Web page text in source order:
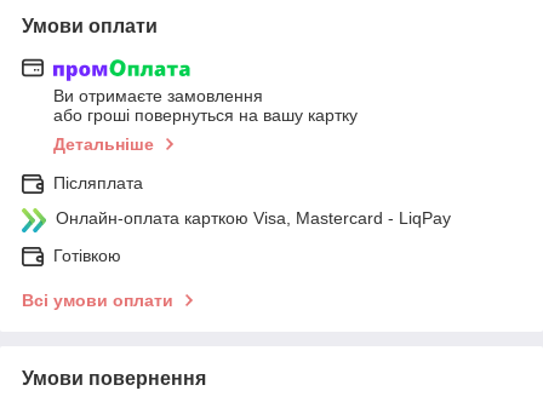
Умови оплати
Ви отримаєте замовлення
або гроші повернуться на вашу картку
Детальніше
Післяплата
Онлайн-оплата карткою Visa, Mastercard - LiqPay
Готівкою
Всі умови оплати
Умови повернення